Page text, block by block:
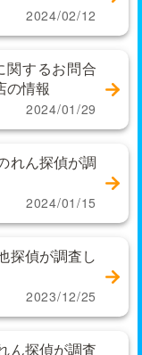
2024/02/12
関するお問合
の情報
2024/01/29
れん探偵が調
2024/01/15
探偵が調査し
2023/12/25
ん探偵が調査